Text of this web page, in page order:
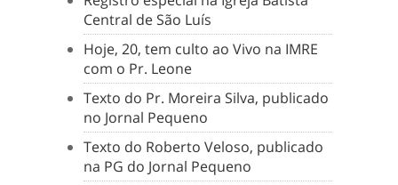
Central de São Luís
Hoje, 20, tem culto ao Vivo na IMRE
com o Pr. Leone
Texto do Pr. Moreira Silva, publicado
no Jornal Pequeno
Texto do Roberto Veloso, publicado
na PG do Jornal Pequeno